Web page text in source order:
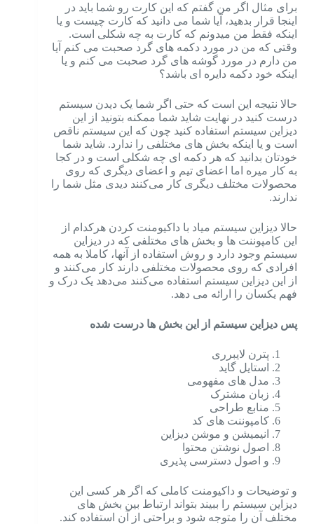
برای مثال اگر من گفتم که این کارت رو شما باید در
اینجا قرار بدهید، آیا شما می دانید که کارت چیست و یا
اینکه فقط من میدونم که کارت به چه شکلی است.
وقتی که من در مورد دکمه های گرد صحبت می کنم آیا
من دارم در مورد گوشه های گرد صحبت می کنم و یا
اینکه خود دکمه دایره ای باشد؟
حالا نتیجه این است که حتی اگر شما یک دیدن سیستم
درست کنید در نهایت شاید شما ممکنه بتونید از این
دیزاین سیستم استفاده کنید چون که این سیستم ناقص
است و یا اینکه بخش های مختلفی را ندارد. شاید شما
خودتان بدانید که هر دکمه ای چه شکلی است و در کجا
به کار میره اما اعضای تیم و اعضای دیگری که روی
محصولات مختلف دیگری کار می‌کنند دیدی مثل شما را
ندارند.
حالا دیزاین سیستم میاد با داکیومنت کردن هرکدام از
این کامپوننت ها و بخش های مختلفی که در دیزاین
سیستم وجود دارد و روش استفاده از آنها، کاملا به همه
افرادی که روی محصولات مختلفی دارند کار می‌کنند و
از این دیزاین سیستم استفاده می‌کنند می‌دهد یک درک و
فهم یکسان را ارائه می دهد.
پس دیزاین سیستم از این بخش ها درست شده
پترن لایبرری
استایل گاید
مدل های مفهومی
زبان مشترک
منابع طراحی
کامپوننت های کد
انیمیشن و موشن دیزاین
اصول نوشتن محتوا
و اصول دسترسی پذیری
و توضیحات و داکیومنت کاملی که اگر هر کسی این
دیزاین سیستم را ببیند بتواند ارتباط بین بخش های
مختلف آن را متوجه شود و براحتی از آن استفاده کند.